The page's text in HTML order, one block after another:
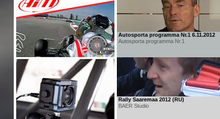
Autosporta programma Nr.1 6.11.2012
Autosporta programma Nr.1
Rally Saaremaa 2012 (RU)
BAER Studio